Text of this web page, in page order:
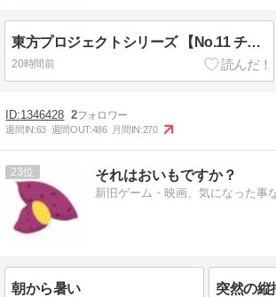
東方プロジェクトシリーズ 【No.11 チルノ】 ブシロード トレーディングカード コレクションクリア 東方Project～東方紅魔郷～
20時間前
1346428 2
週間IN:63 週間OUT:486 月間IN:270
23 それはおいもですか？
新旧ゲーム・映画、気になった事
朝から暑い 突然の縦